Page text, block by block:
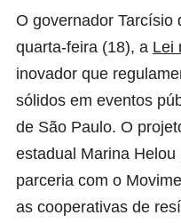
O governador Tarcísio
quarta-feira (18), a Lei
inovador que
sólidos em eventos
de São Paulo. O
estadual Marina
parceria com o
as cooperativas de